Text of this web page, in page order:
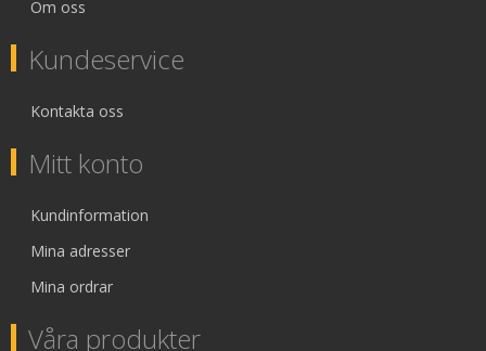
Om oss
Kundeservice
Kontakta oss
Mitt konto
Kundinformation
Mina adresser
Mina ordrar
Våra produkter